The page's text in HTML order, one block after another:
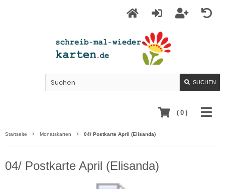
SUCHEN
( 0 )
Startseite Monatskarten 04/ Postkarte April (Elisanda)
04/ Postkarte April (Elisanda)